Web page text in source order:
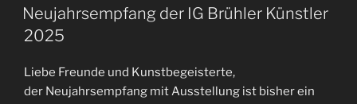
AM
Neujahrsempfang der IG Brühler Künstler
2025
Liebe Freunde und Kunstbegeisterte,
der Neujahrsempfang mit Ausstellung ist bisher ein